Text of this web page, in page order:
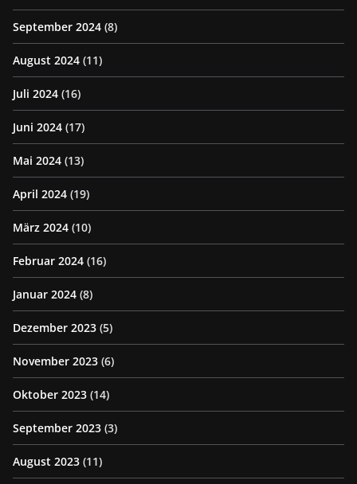
September 2024 (8)
August 2024 (11)
Juli 2024 (16)
Juni 2024 (17)
Mai 2024 (13)
April 2024 (19)
März 2024 (10)
Februar 2024 (16)
Januar 2024 (8)
Dezember 2023 (5)
November 2023 (6)
Oktober 2023 (14)
September 2023 (3)
August 2023 (11)